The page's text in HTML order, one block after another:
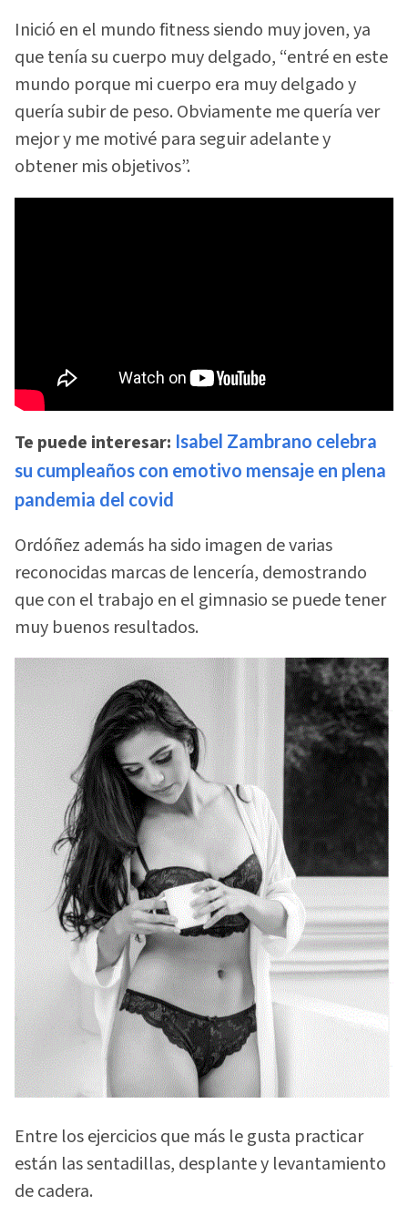
Inició en el mundo fitness siendo muy joven, ya
que tenía su cuerpo muy delgado, “entré en este
mundo porque mi cuerpo era muy delgado y
quería subir de peso. Obviamente me quería ver
mejor y me motivé para seguir adelante y
obtener mis objetivos”.
Te puede interesar: Isabel Zambrano celebra
su cumpleaños con emotivo mensaje en plena
pandemia del covid
Ordóñez además ha sido imagen de varias
reconocidas marcas de lencería, demostrando
que con el trabajo en el gimnasio se puede tener
muy buenos resultados.
Entre los ejercicios que más le gusta practicar
están las sentadillas, desplante y levantamiento
de cadera.